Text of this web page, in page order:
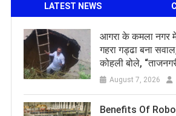
LATEST NEWS
आगरा के कमला नगर
गहरा गड्ढा बना
कोहली बोले,
August 7, 2026
Benefits Of